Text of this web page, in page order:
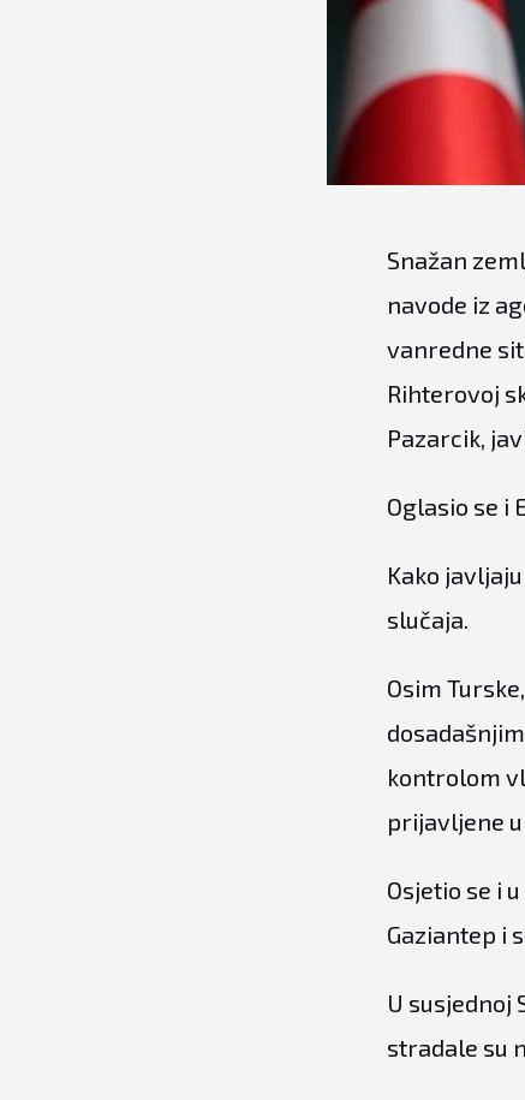
Snažan
navode iz
vanredne
Rihterovoj
Pazarcik,
Oglasio se i
Kako
slučaja.
Osim
kontrolom
prijavljene
Osjetio se i
Gaziantep i
U susjednoj
stradale su